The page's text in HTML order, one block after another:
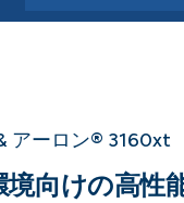
アーロン® 3160xt
向けの高性